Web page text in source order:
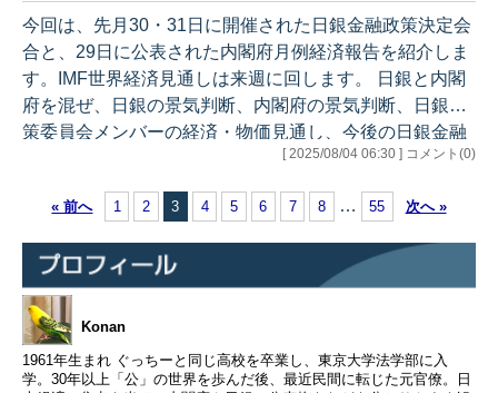
済成長率は、2024年3.3%、2025年3.0%、2026年3.1%。
前回4月時点に比べ、今年は0.2%、来年は…
今回は、先月30・31日に開催された日銀金融政策決定会
合と、29日に公表された内閣府月例経済報告を紹介しま
す。IMF世界経済見通しは来週に回します。 日銀と内閣
府を混ぜ、日銀の景気判断、内閣府の景気判断、日銀政
策委員会メンバーの経済・物価見通し、今後の日銀金融
うに展望レポートがある回（1月、4月、7月、10月）と
ない回（3月、6月、9月、12月）とでは分析の詳しさに
違いがありますが、細かい字句修正はあるものの、景気
判断は現状・先行きとも概ね維持されました。リスク要
[ 2025/08/04 06:30 ] コメント(0)
« 前へ 1 2 3 4 5 6 7 8 … 55 次へ »
Konan
1961年生まれ ぐっちーと同じ高校を卒業し、東京大学法学部に入
学。30年以上「公」の世界を歩んだ後、最近民間に転じた元官僚。日